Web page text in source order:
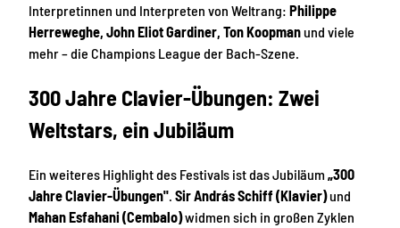
Interpretinnen und Interpreten von Weltrang: Philippe
Herreweghe, John Eliot Gardiner, Ton Koopmanund viele
mehr – die Champions League der Bach-Szene.
300 Jahre Clavier-Übungen: Zwei
Weltstars, ein Jubiläum
Ein weiteres Highlight des Festivals ist das Jubiläum „300
Jahre Clavier-Übungen". Sir András Schiff (Klavier)und
Mahan Esfahani (Cembalo)widmen sich in großen Zyklen